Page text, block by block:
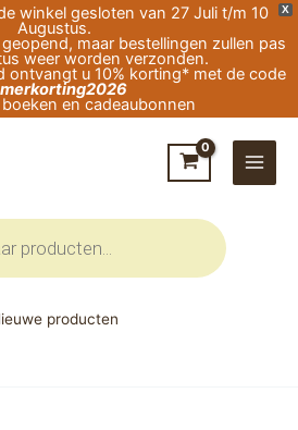
X
winkel gesloten van 27 Juli t/m 10
Augustus.
maar bestellingen zullen pas
weer worden verzonden.
ontvangt u 10% korting* met de code
en cadeaubonnen
producten